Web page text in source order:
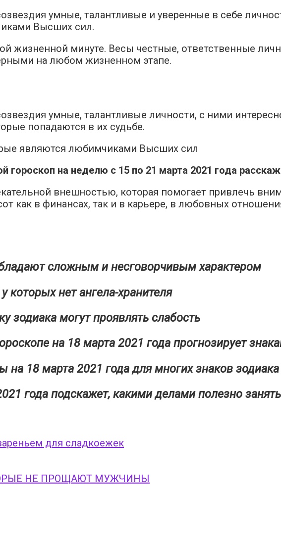
умные, талантливые и уверенные в себе
Высших сил.
жизненной минуте. Весы честные, ответственные
на любом жизненном этапе.
умные, талантливые личности, с ними
попадаются в их судьбе.
на неделю с 15 по 21 марта 2021 года
внешностью, которая помогает привлечь
как в финансах, так и в карьере, в любовных
сложным и несговорчивым характером
которых нет ангела-хранителя
зодиака могут проявлять слабость
на 18 марта 2021 года прогнозирует
на 18 марта 2021 года для многих знаков
года подскажет, какими делами полезно
для сладкоежек
НЕ ПРОЩАЮТ МУЖЧИНЫ